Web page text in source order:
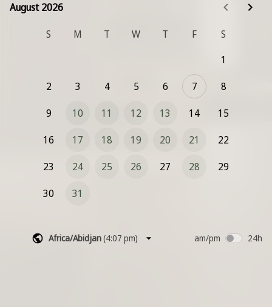
pour votre entreprise.
C'est une session de travail, sans engagement.
August 2026
August 2026
S
M T W T F
S
1
2
3 4 5 6 7
8
9
10 11 12 13 14
15
16
17 18 19 20 21
22
23
24 25 26 27 28
29
30
31
Africa/Abidjan(4:07 pm) am/pm 24h